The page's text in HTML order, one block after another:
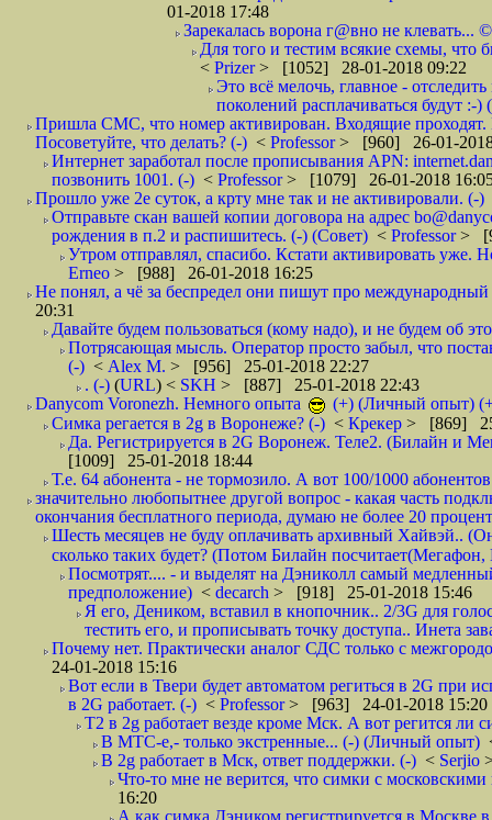
01-2018 17:48
Зарекалась ворона г@вно не клевать...
Для того и тестим всякие схемы, что
< Prizer> [1052] 28-01-2018 09:22
Это всё мелочь, главное -
поколений расплачиваться будут :-)
Пришла СМС, что номер активирован. Входящие проходят.
Посоветуйте, что делать? (-) < Professor> [960] 26-01-
Интернет заработал после прописывания APN:
позвонить 1001. (-) < Professor> [1079] 26-01-2018
Прошло уже 2е суток, а крту мне так и не активировали. (-)
Отправьте скан вашей копии договора на адрес
рождения в п.2 и распишитесь. (-) (Совет) < Professor>
Утром отправлял, спасибо. Кстати активировать уже.
Erneo > [988] 26-01-2018 16:25
Не понял, а чё за беспредел они пишут про
20:31
Давайте будем пользоваться (кому надо), и не будем об
Потрясающая мысль. Оператор просто забыл, что
(-) < Alex M. > [956] 25-01-2018 22:27
. (-) (URL) < SKH > [887] 25-01-2018 22:43
Danycom Voronezh. Немного опыта
(+) (Личный опыт)
Симка регается в 2g в Воронеже? (-) < Крекер > [869]
Да. Регистрируется в 2G Воронеж. Теле2. (Билайн и
[1009] 25-01-2018 18:44
Т.е. 64 абонента - не тормозило. А вот 100/1000
значительно любопытнее другой вопрос - какая часть
окончания бесплатного периода, думаю не более 20
Шесть месяцев не буду оплачивать архивный Хайвэй..
сколько таких будет? (Потом Билайн
Посмотрят.... - и выделят на Дэниколл самый
предположение) < decarch > [918] 25-01-2018 15:46
Я его, Деником, вставил в кнопочник.. 2/3G для
тестить его, и прописывать точку доступа.. Инета
Почему нет. Практически аналог СДС только с
24-01-2018 15:16
Вот если в Твери будет автоматом региться в 2G при
в 2G работает. (-) < Professor> [963] 24-01-2018 15:20
T2 в 2g работает везде кроме Мск. А вот регится
В МТС-е,- только экстренные... (-) (Личный опыт)
В 2g работает в Мск, ответ поддержки. (-) < Serjio
Что-то мне не верится, что симки с
16:20
А как симка Дэником регистрируется в Москве